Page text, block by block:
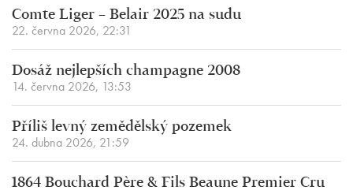
Comte Liger – Belair 2025 na sudu
22. června 2026, 22:31
Dosáž nejlepších champagne 2008
14. června 2026, 13:53
Příliš levný zemědělský pozemek
24. dubna 2026, 21:59
1864 Bouchard Père & Fils Beaune Premier Cru